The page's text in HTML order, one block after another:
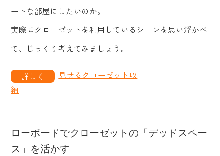
ートな部屋にしたいのか。
実際にクローゼットを利用しているシーンを思い浮かべ
て、じっくり考えてみましょう。
見せるクローゼット収
納
ローボードでクローゼットの「デッドスペー
ス」を活かす